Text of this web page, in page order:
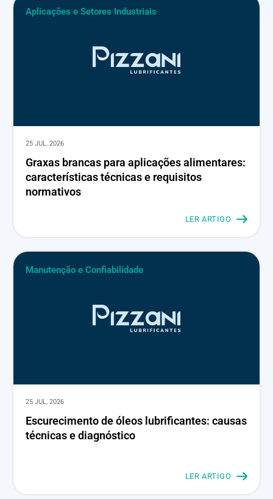
Aplicações e Setores Industriais
25 JUL, 2026
Graxas brancas para aplicações alimentares:
características técnicas e requisitos
normativos
LER ARTIGO
Manutenção e Confiabilidade
25 JUL, 2026
Escurecimento de óleos lubrificantes: causas
técnicas e diagnóstico
LER ARTIGO